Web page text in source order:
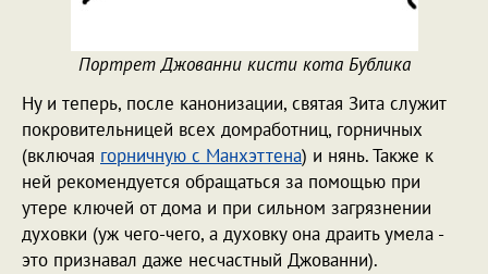
Портрет Джованни кисти кота Бублика
Ну и теперь, после канонизации, святая Зита служит
покровительницей всех домработниц, горничных
(включая горничную с Манхэттена) и нянь. Также к
ней рекомендуется обращаться за помощью при
утере ключей от дома и при сильном загрязнении
духовки (уж чего-чего, а духовку она драить умела -
это признавал даже несчастный Джованни).